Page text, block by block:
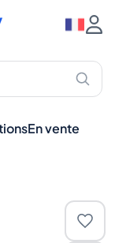
En vente